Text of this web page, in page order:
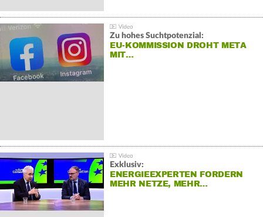
Zu hohes Suchtpotenzial:
EU-KOMMISSION DROHT META
MIT…
Exklusiv:
ENERGIEEXPERTEN FORDERN
MEHR NETZE, MEHR…